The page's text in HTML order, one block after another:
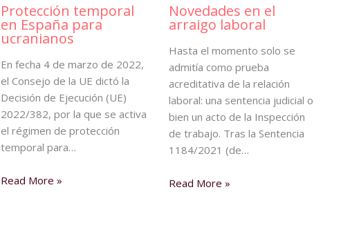
Protección temporal
en España para
ucranianos
En fecha 4 de marzo de 2022,
el Consejo de la UE dictó la
Decisión de Ejecución (UE)
2022/382, por la que se activa
el régimen de protección
temporal para…
Read More »
Novedades en el
arraigo laboral
Hasta el momento solo se
admitía como prueba
acreditativa de la relación
laboral: una sentencia judicial o
bien un acto de la Inspección
de trabajo. Tras la Sentencia
1184/2021 (de…
Read More »